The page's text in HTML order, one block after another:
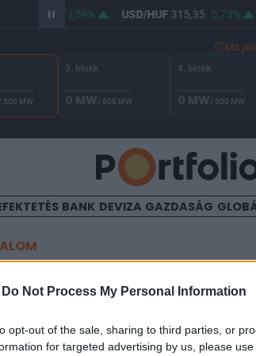
Do Not Process My Personal Information
opt-out of the sale, sharing to third parties, or
for targeted advertising by us, please
363,86 0,59% USD/HUF 315,35 0,73%
Mit
/ 500 MW
3. blokk
0 MW/ 500 MW
4. blokk
0 MW/ 500 MW
BANK DEVIZA GAZDASÁG
a tél New Yorkra,